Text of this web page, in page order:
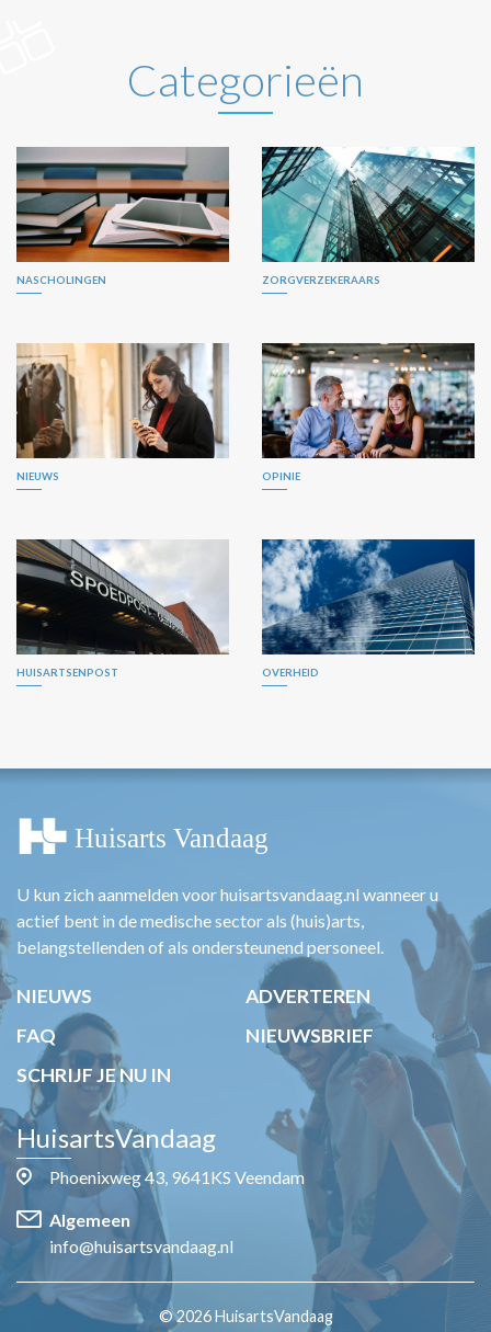
Categorieën
NASCHOLINGEN ZORGVERZEKERAARS
NIEUWS OPINIE
HUISARTSENPOST OVERHEID
U kun zich aanmelden voor huisartsvandaag.nl wanneer u
actief bent in de medische sector als (huis)arts,
belangstellenden of als ondersteunend personeel.
NIEUWS
ADVERTEREN
FAQ
NIEUWSBRIEF
SCHRIJF JE NU IN
HuisartsVandaag
Phoenixweg 43, 9641KS Veendam
Algemeen
info@huisartsvandaag.nl
© 2026 HuisartsVandaag